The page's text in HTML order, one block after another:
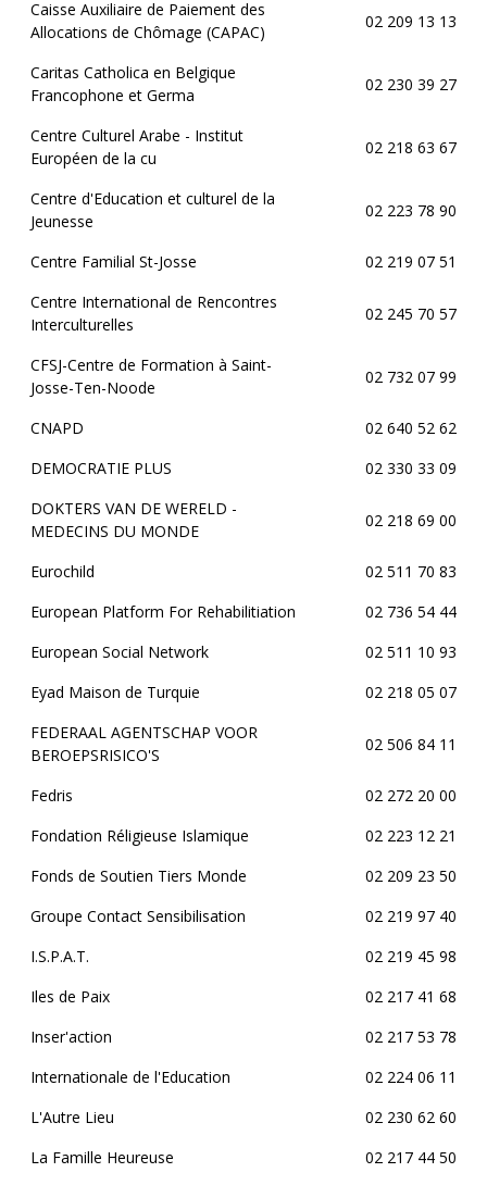
Caisse Auxiliaire de Paiement des
Allocations de Chômage (CAPAC)
02 209 13 13
Caritas Catholica en Belgique
Francophone et Germa
02 230 39 27
Centre Culturel Arabe - Institut
Européen de la cu
02 218 63 67
Centre d'Education et culturel de la
Jeunesse
02 223 78 90
Centre Familial St-Josse
02 219 07 51
Centre International de Rencontres
Interculturelles
02 245 70 57
CFSJ-Centre de Formation à Saint-
Josse-Ten-Noode
02 732 07 99
CNAPD
02 640 52 62
DEMOCRATIE PLUS
02 330 33 09
DOKTERS VAN DE WERELD -
MEDECINS DU MONDE
02 218 69 00
Eurochild
02 511 70 83
European Platform For Rehabilitiation
02 736 54 44
European Social Network
02 511 10 93
Eyad Maison de Turquie
02 218 05 07
FEDERAAL AGENTSCHAP VOOR
BEROEPSRISICO'S
02 506 84 11
Fedris
02 272 20 00
Fondation Réligieuse Islamique
02 223 12 21
Fonds de Soutien Tiers Monde
02 209 23 50
Groupe Contact Sensibilisation
02 219 97 40
I.S.P.A.T.
02 219 45 98
Iles de Paix
02 217 41 68
Inser'action
02 217 53 78
Internationale de l'Education
02 224 06 11
L'Autre Lieu
02 230 62 60
La Famille Heureuse
02 217 44 50